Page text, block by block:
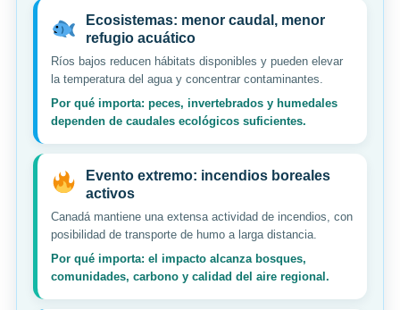
Ecosistemas: menor caudal, menor
refugio acuático
Ríos bajos reducen hábitats disponibles y pueden elevar
la temperatura del agua y concentrar contaminantes.
Por qué importa: peces, invertebrados y humedales
dependen de caudales ecológicos suficientes.
Evento extremo: incendios boreales
activos
Canadá mantiene una extensa actividad de incendios, con
posibilidad de transporte de humo a larga distancia.
Por qué importa: el impacto alcanza bosques,
comunidades, carbono y calidad del aire regional.